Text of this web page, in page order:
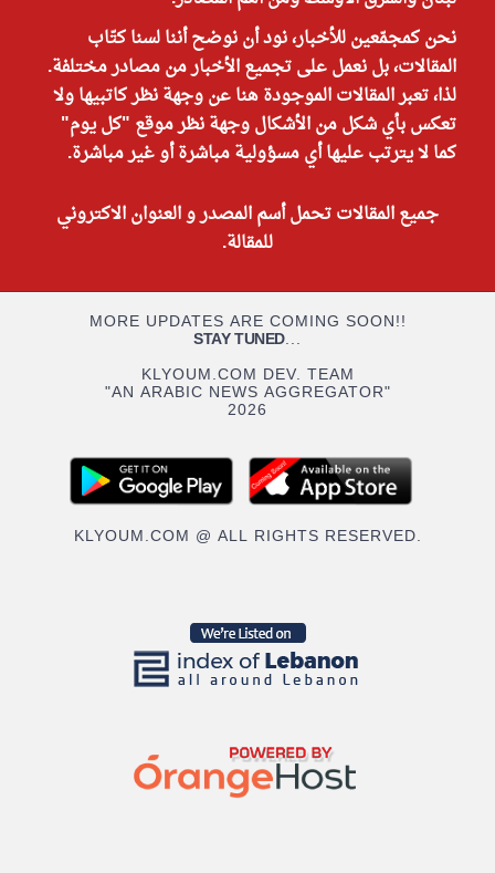
نحن كمجمّعين للأخبار، نود أن نوضح أننا لسنا كتّاب
المقالات، بل نعمل على تجميع الأخبار من مصادر مختلفة.
لذا، تعبر المقالات الموجودة هنا عن وجهة نظر كاتبيها ولا
تعكس بأي شكل من الأشكال وجهة نظر موقع "كل يوم"
كما لا يترتب عليها أي مسؤولية مباشرة أو غير مباشرة.
جميع المقالات تحمل أسم المصدر و العنوان الاكتروني
للمقالة.
MORE UPDATES ARE COMING SOON!!
STAY TUNED...
KLYOUM.COM DEV. TEAM
"AN ARABIC NEWS AGGREGATOR"
2026
KLYOUM.COM @ ALL RIGHTS RESERVED.